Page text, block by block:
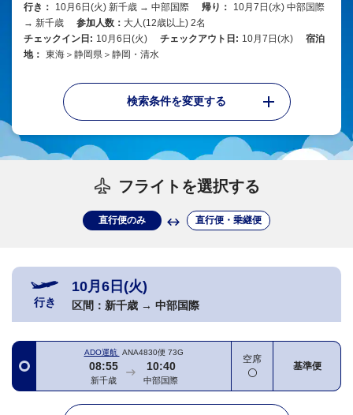
行き： 10月6日(火) 新千歳 → 中部国際 帰り：
10月7日(水) 中部国際
→ 新千歳
参加人数： 大人(12歳以上) 2名
チェックイン日: 10月6日(火) チェックアウト日: 10月7日(水)
宿泊
地： 東海＞静岡県＞静岡・清水
検索条件を変更する
フライトを選択する
直行便のみ 直行便・乗継便
行き
10月6日(火)
区間： 新千歳 → 中部国際
ADO運航 ANA4830便 73G
08:55
新千歳
10:40
中部国際
空席
基準便